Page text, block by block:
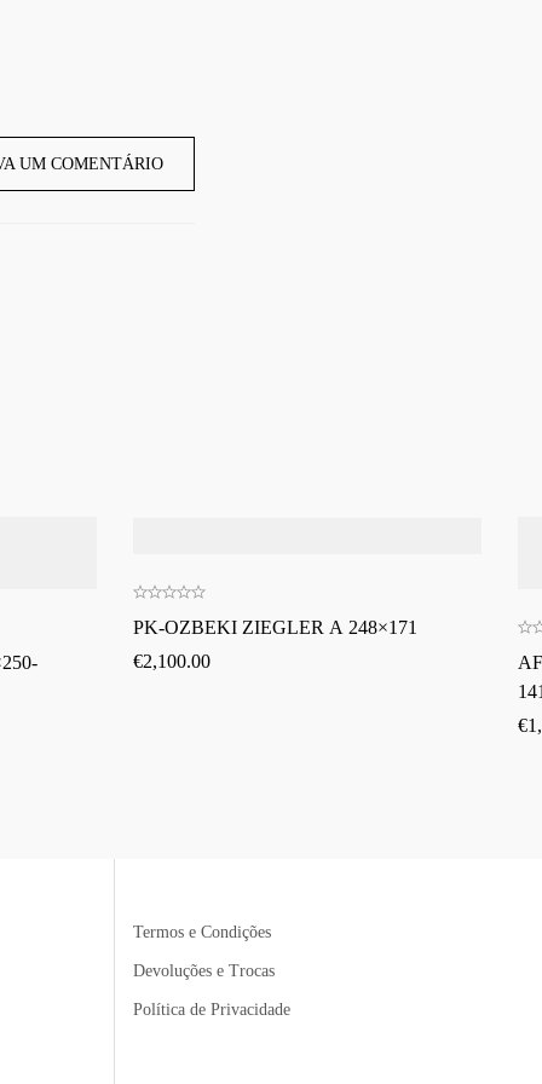
UM COMENTÁRIO
PK-OZBEKI ZIEGLER A 248×171
€2,100.00
€
Termos e Condições
Devoluções e Trocas
Política de Privacidade